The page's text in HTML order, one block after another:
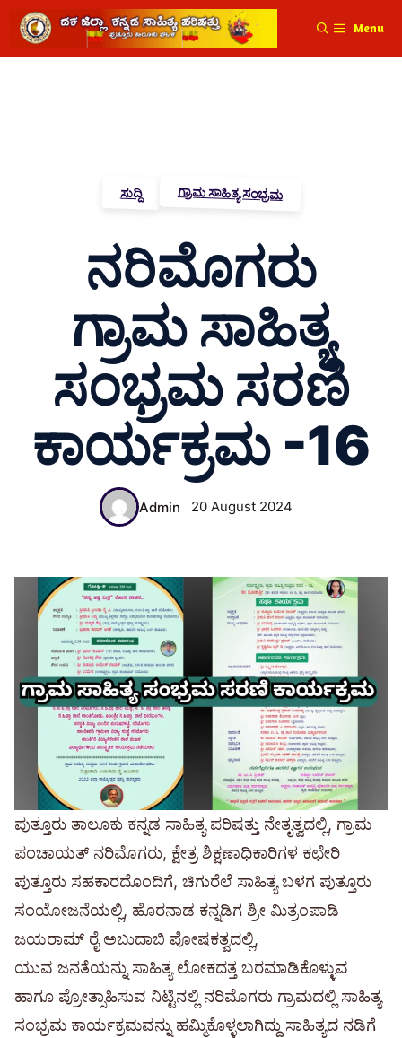
Menu
ಸುದ್ದಿ ಗ್ರಾಮ ಸಾಹಿತ್ಯ ಸಂಭ್ರಮ
ನರಿಮೊಗರು
ಗ್ರಾಮ ಸಾಹಿತ್ಯ
ಸಂಭ್ರಮ ಸರಣಿ
ಕಾರ್ಯಕ್ರಮ -16
Admin 20 August 2024
ಪುತ್ತೂರು ತಾಲೂಕು ಕನ್ನಡ ಸಾಹಿತ್ಯ ಪರಿಷತ್ತು ನೇತೃತ್ವದಲ್ಲಿ, ಗ್ರಾಮ
ಪಂಚಾಯತ್ ನರಿಮೊಗರು, ಕ್ಷೇತ್ರ ಶಿಕ್ಷಣಾಧಿಕಾರಿಗಳ ಕಛೇರಿ
ಪುತ್ತೂರು ಸಹಕಾರದೊಂದಿಗೆ, ಚಿಗುರೆಲೆ ಸಾಹಿತ್ಯ ಬಳಗ ಪುತ್ತೂರು
ಸಂಯೋಜನೆಯಲ್ಲಿ, ಹೊರನಾಡ ಕನ್ನಡಿಗ ಶ್ರೀ ಮಿತ್ರಂಪಾಡಿ
ಜಯರಾಮ್ ರೈ ಅಬುದಾಬಿ ಪೋಷಕತ್ವದಲ್ಲಿ,
ಯುವ ಜನತೆಯನ್ನು ಸಾಹಿತ್ಯ ಲೋಕದತ್ತ ಬರಮಾಡಿಕೊಳ್ಳುವ
ಹಾಗೂ ಪ್ರೋತ್ಸಾಹಿಸುವ ನಿಟ್ಟಿನಲ್ಲಿ ನರಿಮೊಗರು ಗ್ರಾಮದಲ್ಲಿ ಸಾಹಿತ್ಯ
ಸಂಭ್ರಮ ಕಾರ್ಯಕ್ರಮವನ್ನು ಹಮ್ಮಿಕೊಳ್ಳಲಾಗಿದ್ದು ಸಾಹಿತ್ಯದ ನಡಿಗೆ